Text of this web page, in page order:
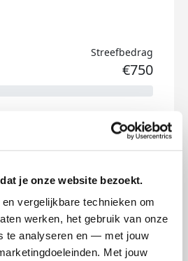
je onze website bezoekt.
vergelijkbare technieken om
werken, het gebruik van onze
te analyseren en — met jouw
Met jouw
Streefbedrag
€750
badges